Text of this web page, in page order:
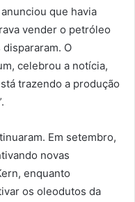
que havia
vender o petróleo
O
celebrou a notícia,
trazendo a produção
Em setembro,
novas
enquanto
os oleodutos da